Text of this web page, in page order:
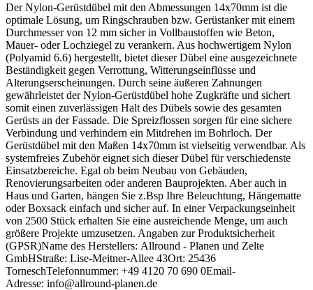
Der Nylon-Gerüstdübel mit den Abmessungen 14x70mm ist die
optimale Lösung, um Ringschrauben bzw. Gerüstanker mit einem
Durchmesser von 12 mm sicher in Vollbaustoffen wie Beton,
Mauer- oder Lochziegel zu verankern. Aus hochwertigem Nylon
(Polyamid 6.6) hergestellt, bietet dieser Dübel eine ausgezeichnete
Beständigkeit gegen Verrottung, Witterungseinflüsse und
Alterungserscheinungen. Durch seine äußeren Zahnungen
gewährleistet der Nylon-Gerüstdübel hohe Zugkräfte und sichert
somit einen zuverlässigen Halt des Dübels sowie des gesamten
Gerüsts an der Fassade. Die Spreizflossen sorgen für eine sichere
Verbindung und verhindern ein Mitdrehen im Bohrloch. Der
Gerüstdübel mit den Maßen 14x70mm ist vielseitig verwendbar. Als
systemfreies Zubehör eignet sich dieser Dübel für verschiedenste
Einsatzbereiche. Egal ob beim Neubau von Gebäuden,
Renovierungsarbeiten oder anderen Bauprojekten. Aber auch in
Haus und Garten, hängen Sie z.Bsp Ihre Beleuchtung, Hängematte
oder Boxsack einfach und sicher auf. In einer Verpackungseinheit
von 2500 Stück erhalten Sie eine ausreichende Menge, um auch
größere Projekte umzusetzen. Angaben zur Produktsicherheit
(GPSR)Name des Herstellers: Allround - Planen und Zelte
GmbHStraße: Lise-Meitner-Allee 43Ort: 25436
TorneschTelefonnummer: +49 4120 70 690 0Email-
Adresse: info@allround-planen.de